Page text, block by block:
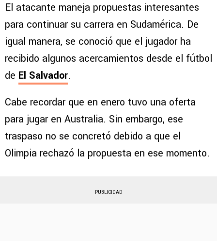
El atacante maneja propuestas interesantes
para continuar su carrera en Sudamérica. De
igual manera, se conoció que el jugador ha
recibido algunos acercamientos desde el fútbol
de El Salvador.
Cabe recordar que en enero tuvo una oferta
para jugar en Australia. Sin embargo, ese
traspaso no se concretó debido a que el
Olimpia rechazó la propuesta en ese momento.
PUBLICIDAD